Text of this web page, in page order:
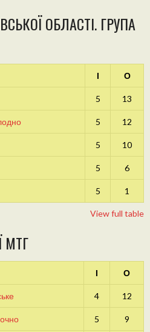
ОБЛАСТІ. ГРУПА
І О
5 13
5 12
5 10
5 6
5 1
View full table
МТГ
І О
4 12
5 9